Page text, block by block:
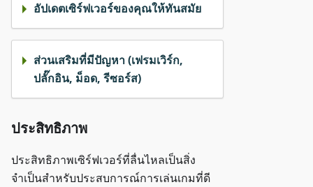
อัปเดตเซิร์ฟเวอร์ของคุณให้ทันสมัย
ส่วนเสริมที่มีปัญหา (เฟรมเวิร์ก,
ปลั๊กอิน, ม็อด, รีซอร์ส)
ประสิทธิภาพ
ประสิทธิภาพเซิร์ฟเวอร์ที่ลื่นไหลเป็นสิ่ง
จำเป็นสำหรับประสบการณ์การเล่นเกมที่ดี